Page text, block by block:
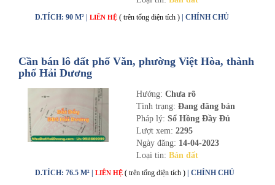
D.TÍCH: 90 M² | LIÊN HỆ ( trên tổng diện tích ) | CHÍNH CHỦ
Cần bán lô đất phố Văn, phường Việt Hòa, thành
phố Hải Dương
Hướng: Chưa rõ
Tình trạng: Đang đăng bán
Pháp lý: Sổ Hồng Đầy Đủ
Lượt xem: 2295
Ngày đăng: 14-04-2023
Loại tin: Bán đất
D.TÍCH: 76.5 M² | LIÊN HỆ ( trên tổng diện tích ) | CHÍNH CHỦ